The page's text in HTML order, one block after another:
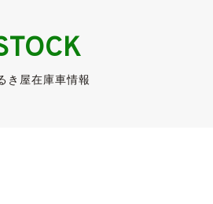
き屋在庫車情報